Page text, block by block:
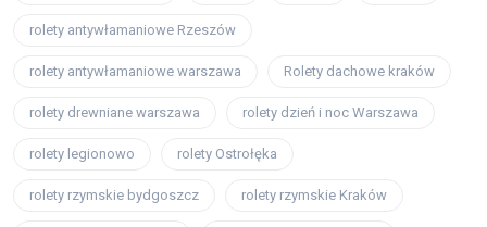
rolety antywłamaniowe Rzeszów
rolety antywłamaniowe warszawa Rolety dachowe kraków
rolety drewniane warszawa rolety dzień i noc Warszawa
rolety legionowo rolety Ostrołęka
rolety rzymskie bydgoszcz rolety rzymskie Kraków